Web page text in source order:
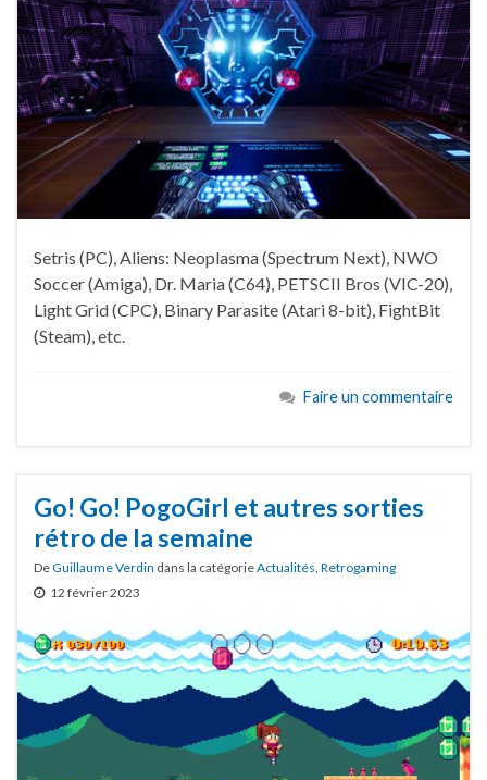
Setris (PC), Aliens: Neoplasma (Spectrum Next), NWO
Soccer (Amiga), Dr. Maria (C64), PETSCII Bros (VIC-20),
Light Grid (CPC), Binary Parasite (Atari 8-bit), FightBit
(Steam), etc.
Faire un commentaire
Go! Go! PogoGirl et autres sorties
rétro de la semaine
DeGuillaume Verdin dans la catégorieActualités Retrogaming
12 février 2023